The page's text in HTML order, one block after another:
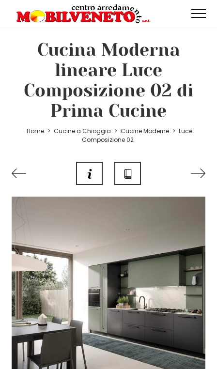
Cucina Moderna
lineare Luce
Composizione 02 di
Prima Cucine
Home > Cucine a Chioggia > Cucine Moderne > Luce
Composizione 02